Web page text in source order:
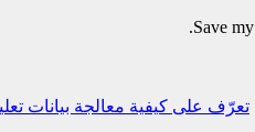
Save
تعرّف على كيفية معالجة بيانات